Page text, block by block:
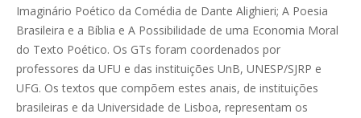
Imaginário Poético da Comédia de Dante Alighieri; A Poesia
Brasileira e a Bíblia e A Possibilidade de uma Economia Moral
do Texto Poético. Os GTs foram coordenados por
professores da UFU e das instituições UnB, UNESP/SJRP e
UFG. Os textos que compõem estes anais, de instituições
brasileiras e da Universidade de Lisboa, representam os